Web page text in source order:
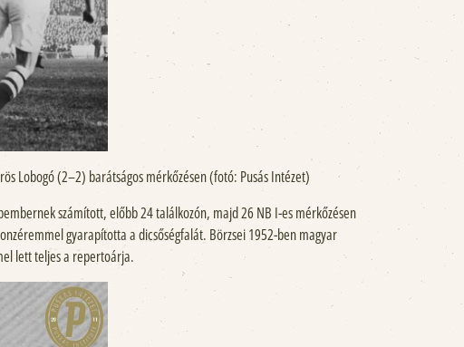
Lobogó (2–2) barátságos mérkőzésen (fotó: Pusás Intézet)
számított, előbb 24 találkozón, majd 26 NB I-es mérkőzésen
gyarapította a dicsőségfalát. Börzsei 1952-ben magyar
lett teljes a repertoárja.